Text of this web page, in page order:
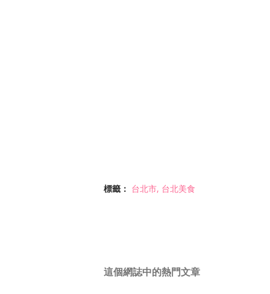
標籤： 台北市 台北美食
這個網誌中的熱門文章